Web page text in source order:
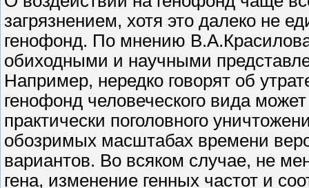
загрязнением, хотя это далеко не
генофонд. По мнению
обиходными и научными
Например, нередко говорят об
генофонд человеческого вида
практически поголовного
обозримых масштабах времени
вариантов. Во всяком случае, не
гена, изменение генных частот и